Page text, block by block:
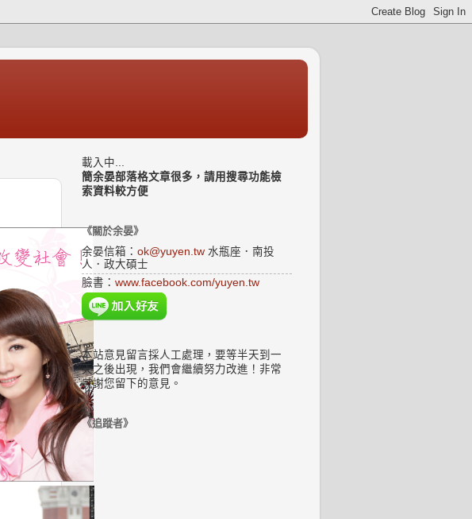
載入中...
簡余晏部落格文章很多，請用搜尋功能檢
索資料較方便
《關於余晏》
余晏信箱： ok@yuyen.tw 水瓶座．南投
人．政大碩士
臉書： www.facebook.com/yuyen.tw
本站意見留言採人工處理，要等半天到一
天之後出現，我們會繼續努力改進！非常
感謝您留下的意見。
《追蹤者》